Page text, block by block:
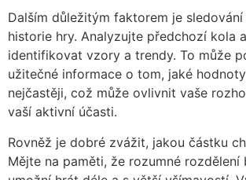
Dalším důležitým faktorem je
historie hry. Analyzujte předchozí kola
identifikovat vzory a trendy. To může
užitečné informace o tom, jaké
nejčastěji, což může ovlivnit vaše
vaší aktivní účasti.
Rovněž je dobré zvážit, jakou částku
Mějte na paměti, že rozumné rozdělení